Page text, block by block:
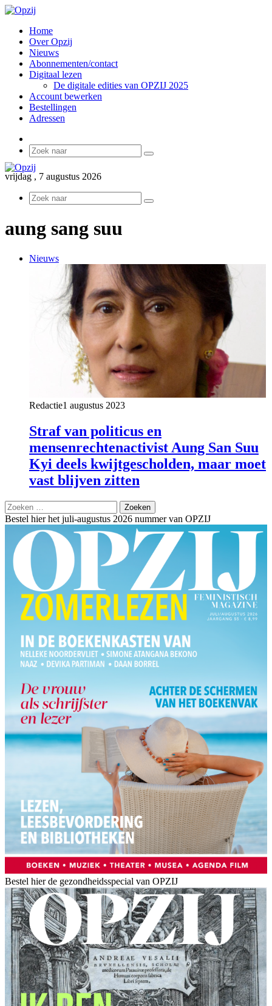
Home
Over Opzij
Nieuws
Abonnementen/contact
Digitaal lezen
De digitale edities van OPZIJ 2025
Account bewerken
Bestellingen
Adressen
Zoek
vrijdag , 7 augustus 2026
Zoek
aung sang suu
Nieuws
Redactie1 augustus 2023
Straf van politicus en
mensenrechtenactivist Aung San Suu
Kyi deels kwijtgescholden, maar moet
vast blijven zitten
Zoeken
naar:
Bestel hier het juli-augustus 2026 nummer van OPZIJ
Bestel hier de gezondheidsspecial van OPZIJ